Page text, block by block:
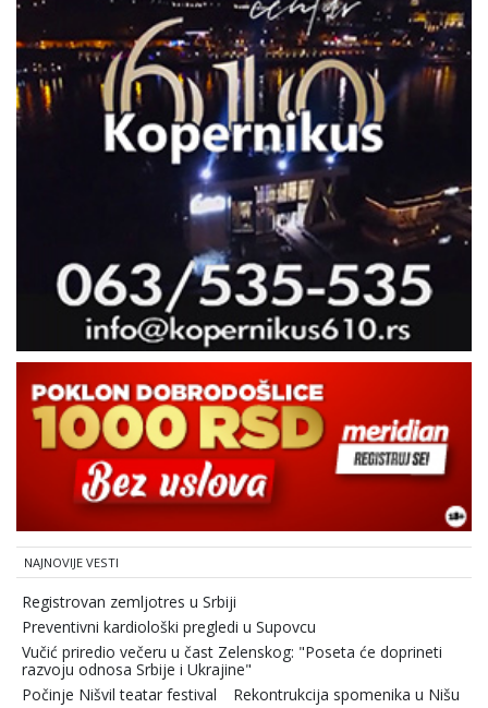
NAJNOVIJE VESTI
Registrovan zemljotres u Srbiji
Preventivni kardiološki pregledi u Supovcu
Vučić priredio večeru u čast Zelenskog: "Poseta će doprineti
razvoju odnosa Srbije i Ukrajine"
Počinje Nišvil teatar festival
Rekontrukcija spomenika u Nišu